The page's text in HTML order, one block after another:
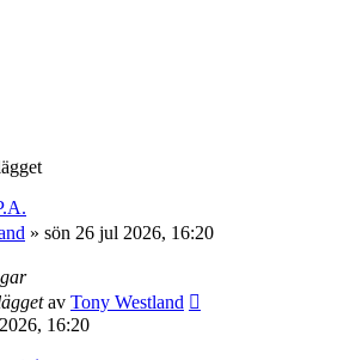
» sön 26 jul 2026, 16:20
av Tony Westland
16:20